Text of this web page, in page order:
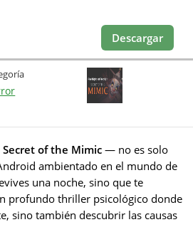
Descargar
of the Mimic — no es solo
ambientado en el mundo de
una noche, sino que te
profundo thriller psicológico donde
sino también descubrir las causas